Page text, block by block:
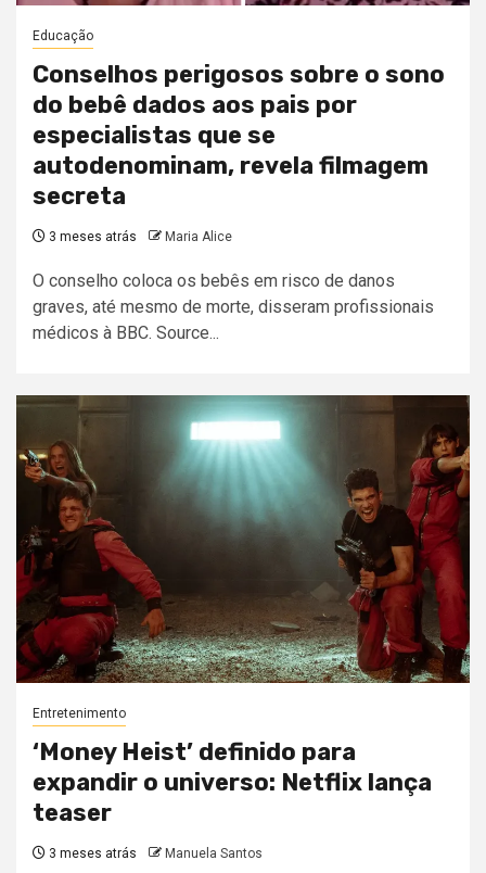
Educação
Conselhos perigosos sobre o sono
do bebê dados aos pais por
especialistas que se
autodenominam, revela filmagem
secreta
3 meses atrás Maria Alice
O conselho coloca os bebês em risco de danos
graves, até mesmo de morte, disseram profissionais
médicos à BBC. Source...
Entretenimento
‘Money Heist’ definido para
expandir o universo: Netflix lança
teaser
3 meses atrás Manuela Santos